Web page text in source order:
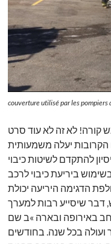
couverture utilisé par les pompiers
קורה! לא זה לא עוד סרט
הקרובות יעלה משמעותית
להתקדם לשיטות כיבוי
ביריעת כיבוי לרכב
הדגימה היריעה יכולת
דבר שיסייע רבות למערך
באירופה ובארה »ב שם
ועולה בכל שנה. בחודשים